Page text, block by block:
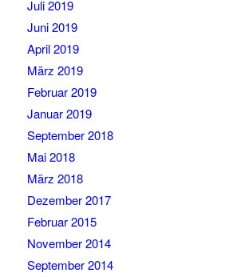
Juli 2019
Juni 2019
April 2019
März 2019
Februar 2019
Januar 2019
September 2018
Mai 2018
März 2018
Dezember 2017
Februar 2015
November 2014
September 2014